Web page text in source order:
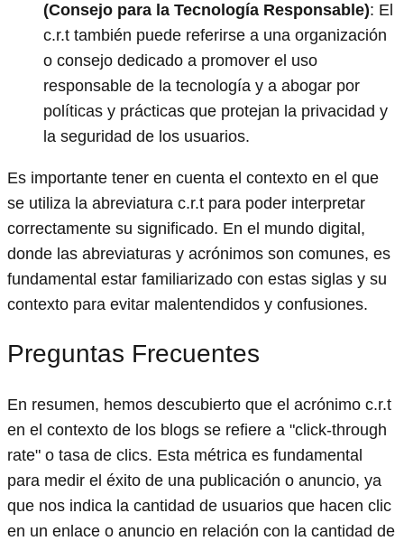
(Consejo para la Tecnología Responsable): El
c.r.t también puede referirse a una organización
o consejo dedicado a promover el uso
responsable de la tecnología y a abogar por
políticas y prácticas que protejan la privacidad y
la seguridad de los usuarios.
Es importante tener en cuenta el contexto en el que
se utiliza la abreviatura c.r.t para poder interpretar
correctamente su significado. En el mundo digital,
donde las abreviaturas y acrónimos son comunes, es
fundamental estar familiarizado con estas siglas y su
contexto para evitar malentendidos y confusiones.
Preguntas Frecuentes
En resumen, hemos descubierto que el acrónimo c.r.t
en el contexto de los blogs se refiere a "click-through
rate" o tasa de clics. Esta métrica es fundamental
para medir el éxito de una publicación o anuncio, ya
que nos indica la cantidad de usuarios que hacen clic
en un enlace o anuncio en relación con la cantidad de